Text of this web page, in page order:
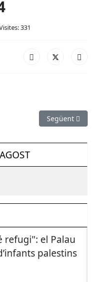
331
Nº: 25 Article
Següent